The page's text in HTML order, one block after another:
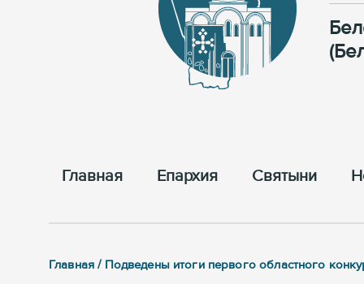
Главная Епархия Cвятыни
Главная / Подведены итоги первого областного